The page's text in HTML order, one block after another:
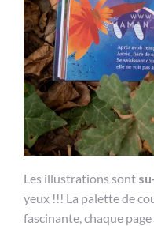
Les illustrations sont
yeux !!! La palette de
fascinante, chaque